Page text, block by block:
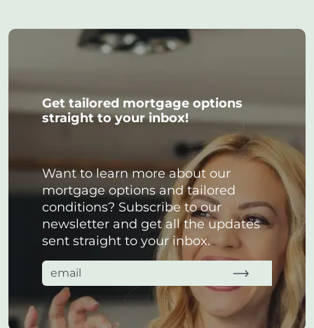
Get tailored mortgage options
straight to your inbox!
Want to learn more about our
mortgage options and tailored
conditions? Subscribe to our
newsletter and get all the updates
sent straight to your inbox.